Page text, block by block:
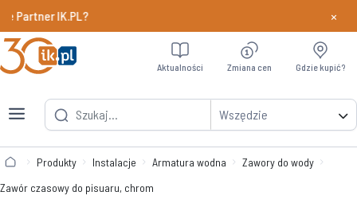
IK.PL? Dowiedz
×
Wszędzie
Aktualności Zmiana cen Gdzie kupić?
Produkty Instalacje Armatura wodna
Zawory do wody
Zawór czasowy do pisuaru, chrom